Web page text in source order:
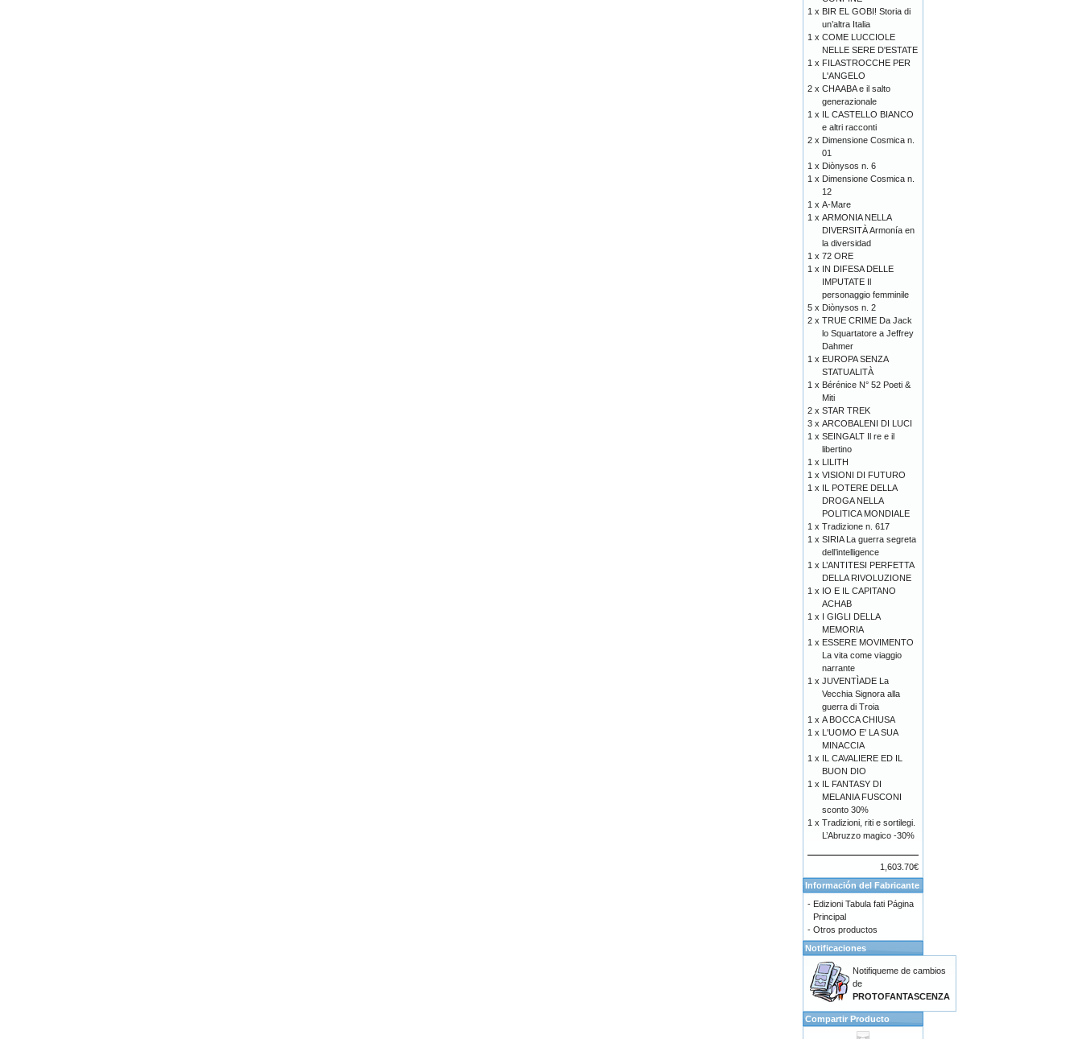
1 x BIR EL GOBI! Storia di
un’altra Italia
1 x COME LUCCIOLE
NELLE SERE D'ESTATE
1 x FILASTROCCHE PER
L'ANGELO
2 x CHAABA e il salto
generazionale
1 x IL CASTELLO BIANCO
e altri racconti
2 x Dimensione Cosmica n.
01
1 x Diònysos n. 6
1 x Dimensione Cosmica n.
12
1 x A-Mare
1 x ARMONIA NELLA
DIVERSITÀ Armonía en
la diversidad
1 x 72 ORE
1 x IN DIFESA DELLE
IMPUTATE Il
personaggio femminile
5 x Diònysos n. 2
2 x TRUE CRIME Da Jack
lo Squartatore a Jeffrey
Dahmer
1 x EUROPA SENZA
STATUALITÀ
1 x Bérénice N° 52 Poeti &
Miti
2 x STAR TREK
3 x ARCOBALENI DI LUCI
1 x SEINGALT Il re e il
libertino
1 x LILITH
1 x VISIONI DI FUTURO
1 x IL POTERE DELLA
DROGA NELLA
POLITICA MONDIALE
1 x Tradizione n. 617
1 x SIRIA La guerra segreta
dell’intelligence
1 x L’ANTITESI PERFETTA
DELLA RIVOLUZIONE
1 x IO E IL CAPITANO
ACHAB
1 x I GIGLI DELLA
MEMORIA
1 x ESSERE MOVIMENTO
La vita come viaggio
narrante
1 x JUVENTÌADE La
Vecchia Signora alla
guerra di Troia
1 x A BOCCA CHIUSA
1 x L'UOMO E' LA SUA
MINACCIA
1 x IL CAVALIERE ED IL
BUON DIO
1 x IL FANTASY DI
MELANIA FUSCONI
sconto 30%
1 x Tradizioni, riti e sortilegi.
L’Abruzzo magico -30%
1,603.70€
Información del Fabricante
- Edizioni Tabula fati Página
Principal
- Otros productos
Notificaciones
Notifiqueme de cambios
de
PROTOFANTASCENZA
Compartir Producto